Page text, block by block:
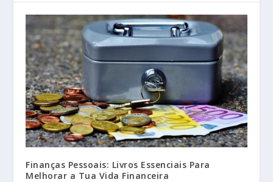
Finanças Pessoais: Livros Essenciais Para
Melhorar a Tua Vida Financeira